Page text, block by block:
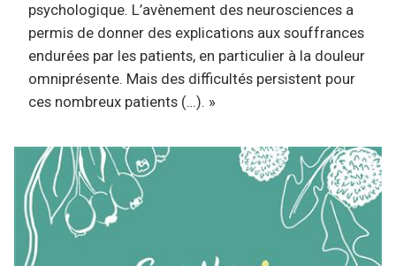
psychologique. L’avènement des neurosciences a
permis de donner des explications aux souffrances
endurées par les patients, en particulier à la douleur
omniprésente. Mais des difficultés persistent pour
ces nombreux patients (…). »